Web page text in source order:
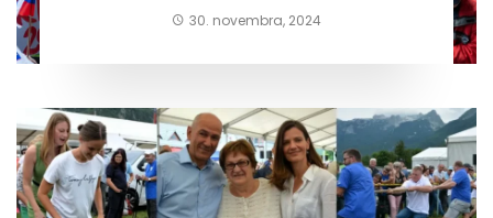
30. novembra, 2024